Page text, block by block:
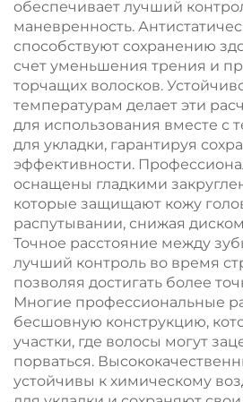
обеспечивает лучший
маневренность.
способствуют сохранению
счет уменьшения трения и
торчащих волосков.
температурам делает эти
для использования вместе с
для укладки, гарантируя
эффективности.
оснащены гладкими
которые защищают кожу
распутывании, снижая
Точное расстояние между
лучший контроль во время
позволяя достигать более
Многие профессиональные
бесшовную конструкцию,
участки, где волосы могут
порваться.
устойчивы к химическому